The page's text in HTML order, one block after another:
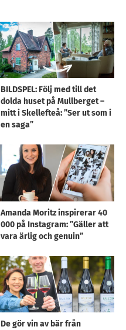
BILDSPEL: Följ med till det
dolda huset på Mullberget –
mitt i Skellefteå: ”Ser ut som i
en saga”
Amanda Moritz inspirerar 40
000 på Instagram: ”Gäller att
vara ärlig och genuin”
De gör vin av bär från